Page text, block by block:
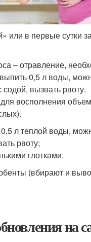
или в первые сутки
– отравление,
0,5 л воды,
вызвать рвоту.
восполнения
л теплой воды,
рвоту;
глотками.
(вбирают и
на